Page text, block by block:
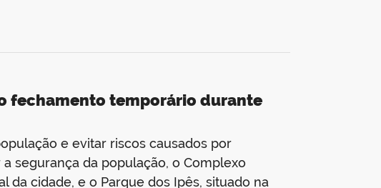
fechamento temporário durante
e evitar riscos causados por
segurança da população, o Complexo
da cidade, e o Parque dos Ipês, situado na